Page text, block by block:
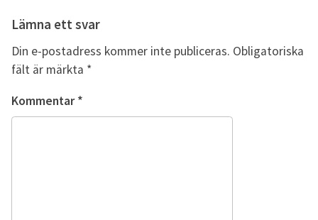
Lämna ett svar
Din e-postadress kommer inte publiceras. Obligatoriska
fält är märkta *
Kommentar*